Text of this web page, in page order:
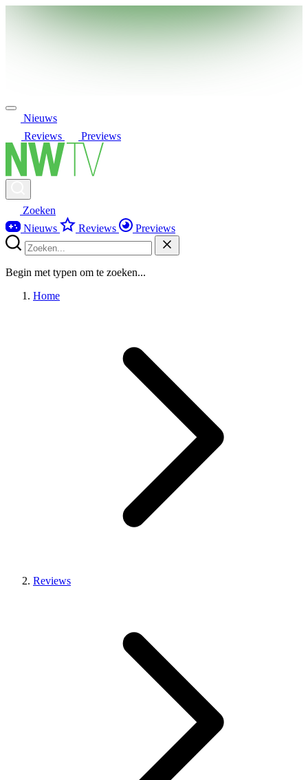
Nieuws
Reviews
Previews
Zoeken
Nieuws
Reviews Previews
Begin met typen om te zoeken...
Home
Reviews